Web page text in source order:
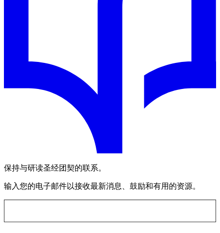
保持与研读圣经团契的联系。
输入您的电子邮件以接收最新消息、鼓励和有用的资源。